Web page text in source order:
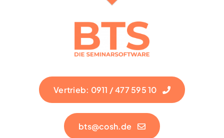
Vertrieb: 0911 / 477 595 10
bts@cosh.de